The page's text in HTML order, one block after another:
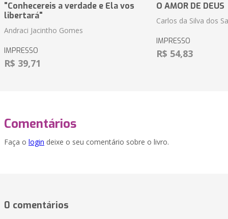
"Conhecereis a verdade e Ela vos
libertará"
Andraci Jacintho Gomes
IMPRESSO
R$ 39,71
O AMOR DE DEUS
Carlos da Silva dos
IMPRESSO
R$ 54,83
Comentários
Faça o login deixe o seu comentário sobre o livro.
0 comentários